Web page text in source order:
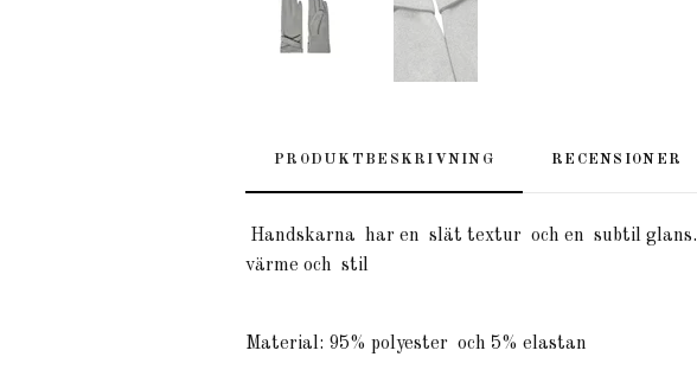
PRODUKTBESKRIVNING RECENSIONER
Handskarna har en slät textur och en subtil glans.
värme och stil
Material: 95% polyester och 5% elastan